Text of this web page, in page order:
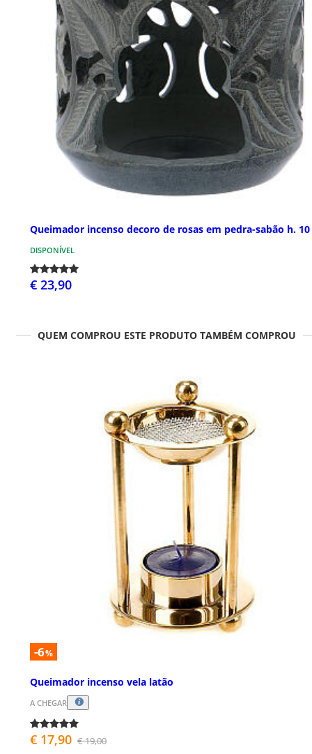
Queimador incenso decoro de rosas em pedra-sabão h.
DISPONÍVEL
€ 23,90
QUEM COMPROU ESTE PRODUTO TAMBÉM COMPROU
-6%
Queimador incenso vela latão
A CHEGAR
€ 17,90 € 19,00